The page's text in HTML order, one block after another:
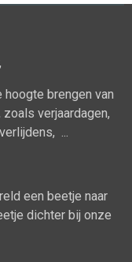
brengen van
verjaardagen,
...
een beetje naar
dichter bij onze